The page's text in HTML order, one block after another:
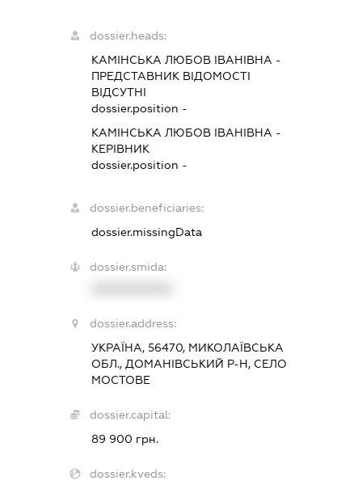
dossier.heads:
КАМІНСЬКА ЛЮБОВ ІВАНІВНА -
ПРЕДСТАВНИК ВІДОМОСТІ
ВІДСУТНІ
dossier.position -
КАМІНСЬКА ЛЮБОВ ІВАНІВНА -
КЕРІВНИК
dossier.position -
dossier.beneficiaries:
dossier.missingData
dossier.smida:
dossier.address:
УКРАЇНА, 56470, МИКОЛАЇВСЬКА
ОБЛ., ДОМАНІВСЬКИЙ Р-Н, СЕЛО
МОСТОВЕ
dossier.capital:
89 900 грн.
dossier.kveds: